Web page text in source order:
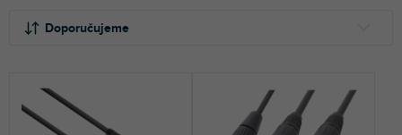
Doporučujeme
NEJDRAŽŠÍ
NEJPRODÁVANĚJŠÍ